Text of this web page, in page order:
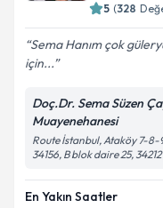
Kişisel
5 (328
Sema Hanım çok
için...
Doç.Dr. Sema Süzen
Muayenehanesi
Route İstanbul, Ataköy 7-8-
34156, B blok daire 25, 34212
En Yakın Saatler